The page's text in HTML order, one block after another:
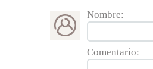
Nombre:
Comentario: